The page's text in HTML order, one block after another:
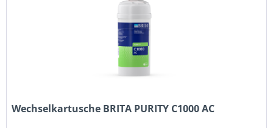
Wechselkartusche BRITA PURITY C1000 AC